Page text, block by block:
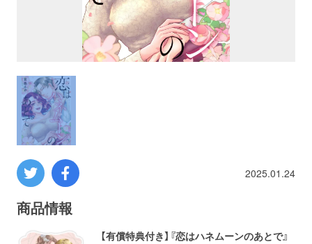
2025.01.24
商品情報
【有償特典付き】『恋はハネムーンのあとで』
プロレス
数学
コンピューター
ミリタリー
その他